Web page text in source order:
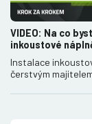
VIDEO: Na co
inkoustové
Instalace
čerstvým